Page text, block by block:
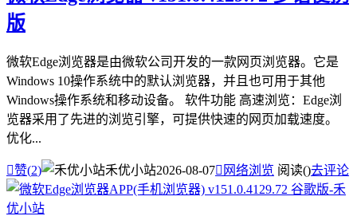
版
微软Edge浏览器是由微软公司开发的一款网页浏览器。它是
Windows 10操作系统中的默认浏览器，并且也可用于其他
Windows操作系统和移动设备。 软件功能 高速浏览：Edge浏
览器采用了先进的浏览引擎，可提供快速的网页加载速度。
优化...
赞(2) 禾优小站2026-08-07 网络浏览 阅读()去评论